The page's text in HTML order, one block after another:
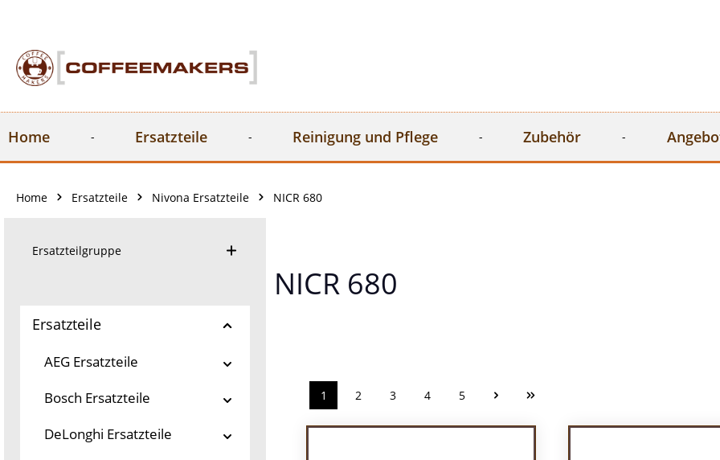
Home Ersatzteile Reinigung und Pflege Zubehör
Home Ersatzteile Nivona Ersatzteile NICR 680
Ersatzteilgruppe
Ersatzteile
AEG Ersatzteile
Bosch Ersatzteile
DeLonghi Ersatzteile
NICR 680
Seite
1 Seite
2 Seite
3 Seite
4 Seite
5